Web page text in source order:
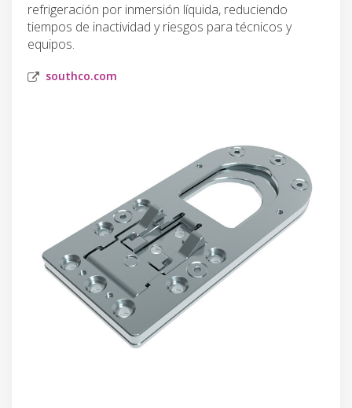
refrigeración por inmersión líquida, reduciendo
tiempos de inactividad y riesgos para técnicos y
equipos.
southco.com